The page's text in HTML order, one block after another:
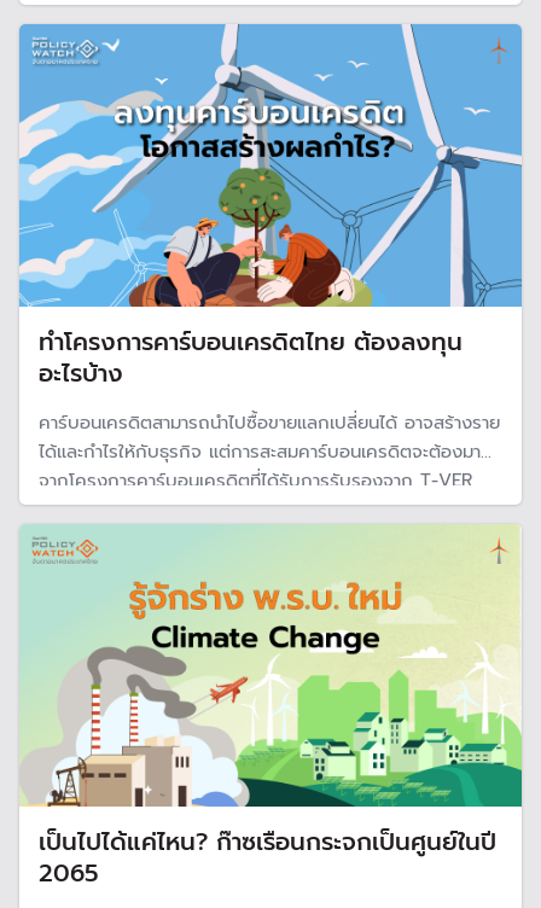
ทำโครงการคาร์บอนเครดิตไทย ต้องลงทุน
อะไรบ้าง
คาร์บอนเครดิตสามารถนำไปซื้อขายแลกเปลี่ยนได้ อาจสร้างราย
ได้และกำไรให้กับธุรกิจ แต่การสะสมคาร์บอนเครดิตจะต้องมา
จากโครงการคาร์บอนเครดิตที่ได้รับการรับรองจาก T-VER
โดยจะมีต้นทุนในการดำเนินการ ประเมิน และรับรองคาร์บอน
เครดิต
เป็นไปได้แค่ไหน? ก๊าซเรือนกระจกเป็นศูนย์ในปี
2065